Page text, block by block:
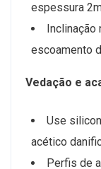
espessura
Inclinação
escoamento
Vedação e
Use
acético
Perfis de